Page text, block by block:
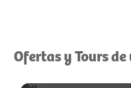
Ofertas y Tours